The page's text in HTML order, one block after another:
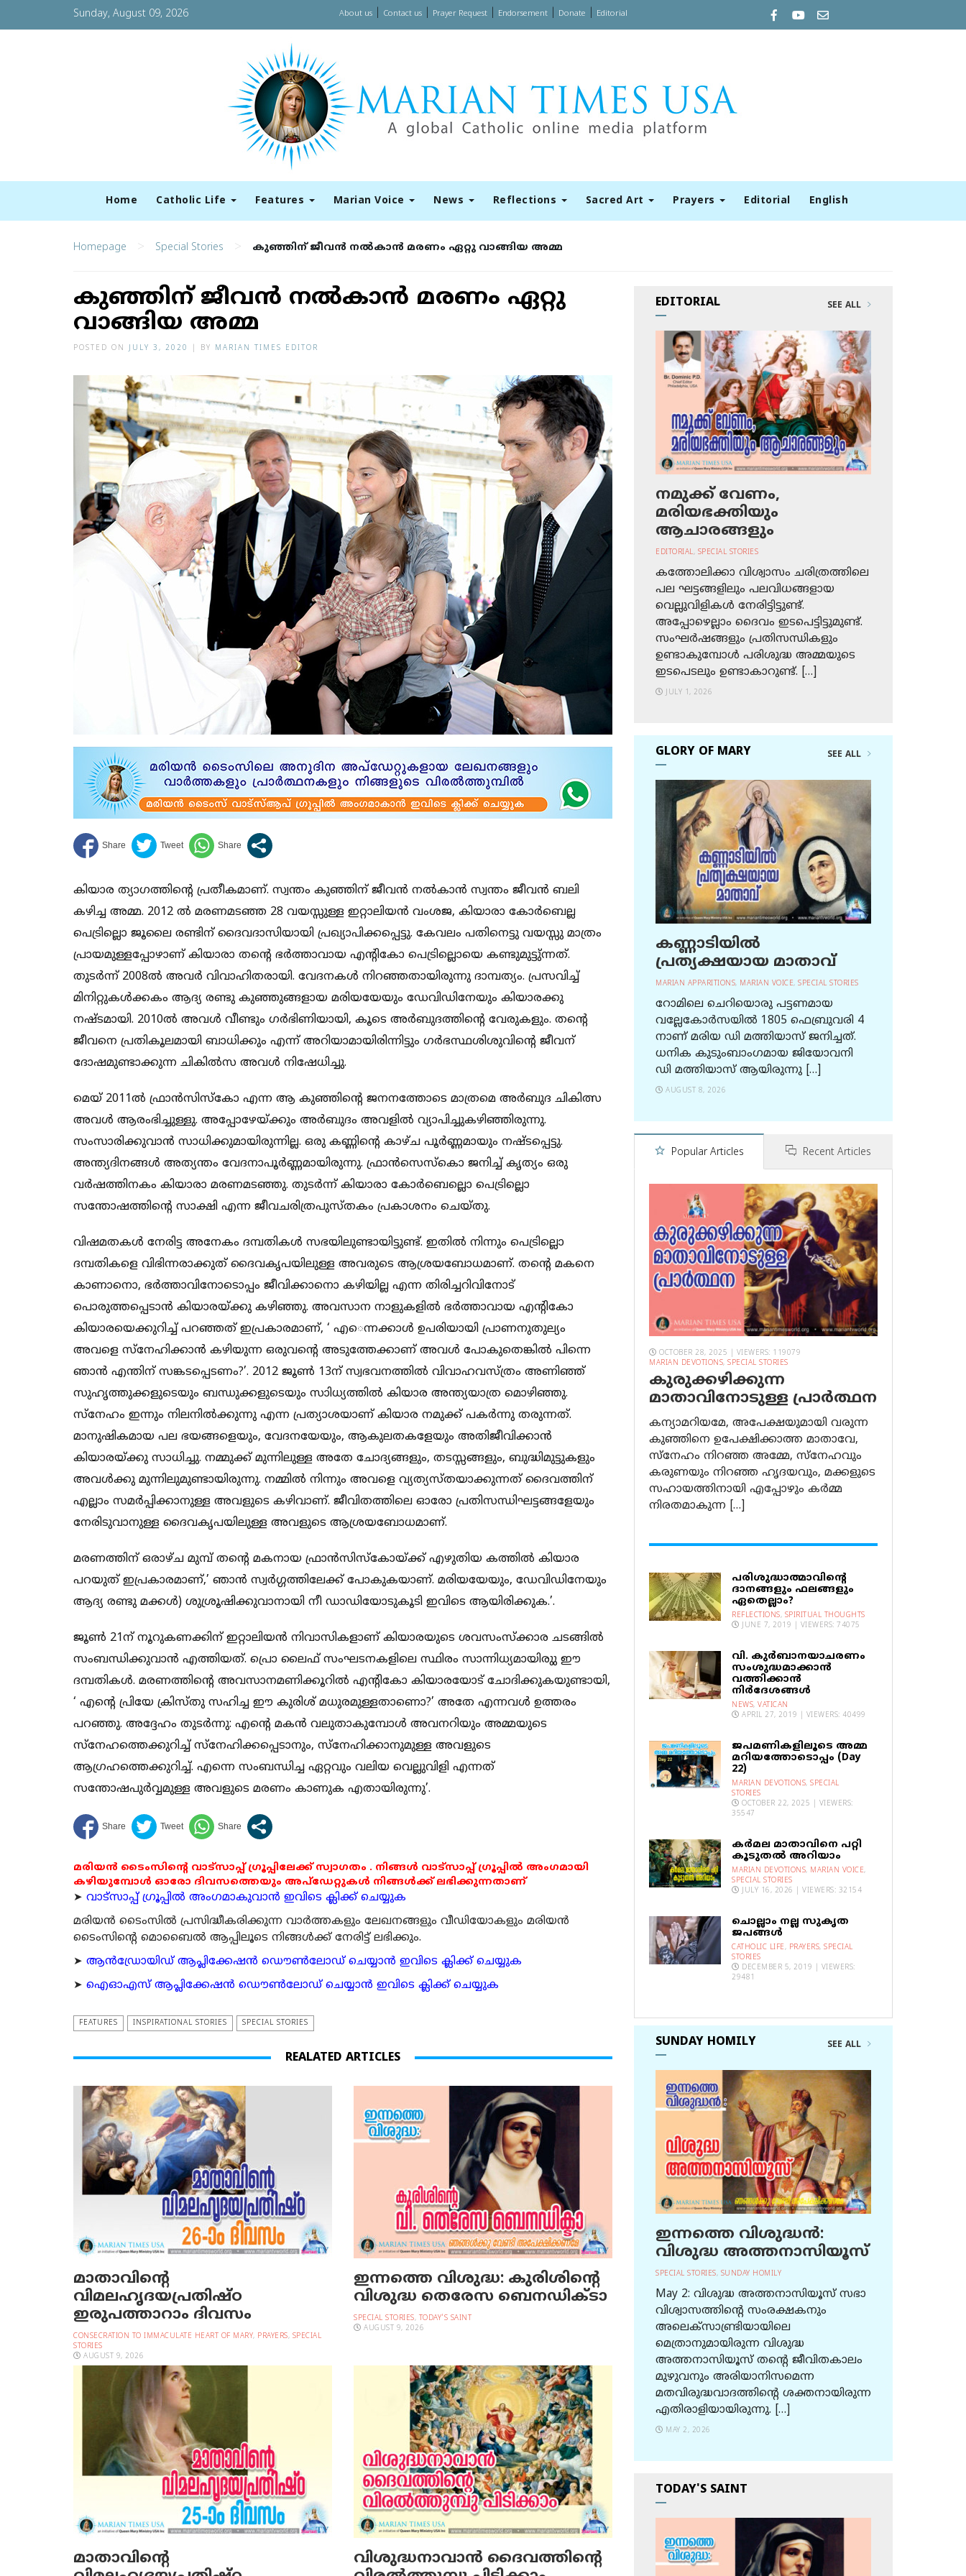
Sunday, August 09, 2026 About us| Contact us| Prayer Request| Endorsement| Donate Editorial
Home Catholic Life Features Marian Voice News Reflections Sacred Art Prayers Editorial English
Homepage > Special Stories > കുഞ്ഞിന് ജീവന്‍ നല്‍കാന്‍ മരണം ഏറ്റു വാങ്ങിയ അമ്മ
കുഞ്ഞിന് ജീവന്‍ നല്‍കാന്‍ മരണം ഏറ്റു
വാങ്ങിയ അമ്മ
POSTED ON JULY 3, 2020 BY MARIAN TIMES EDITOR
കിയാര ത്യാഗത്തിന്റെ പ്രതീകമാണ്. സ്വന്തം കുഞ്ഞിന് ജീവന്‍ നല്‍കാന്‍ സ്വന്തം ജീവന്‍ ബലി
കഴിച്ച അമ്മ. 2012 ല്‍ മരണമടഞ്ഞ 28 വയസ്സുള്ള ഇറ്റാലിയന്‍ വംശജ, കിയാരാ കോര്‍ബെല്ല
പെട്രില്ലൊ ജൂലൈ രണ്ടിന് ദൈവദാസിയായി പ്രഖ്യാപിക്കപ്പെട്ടു. കേവലം പതിനെട്ടു വയസ്സു മാത്രം
പ്രായമുള്ളപ്പോഴാണ് കിയാരാ തന്റെ ഭര്‍ത്താവായ എന്റികോ പെട്രില്ലൊയെ കണ്ടുമുട്ടു്ന്നത്.
തുടര്‍ന്ന് 2008ല്‍ അവര്‍ വിവാഹിതരായി. വേദനകള്‍ നിറഞ്ഞതായിരുന്നു ദാമ്പത്യം. പ്രസവിച്ച്
മിനിറ്റുകള്‍ക്കകം ആദ്യ രണ്ടു കുഞ്ഞുങ്ങളായ മരിയയേയും ഡേവിഡിനേയും കിയാരക്കു
നഷ്ടമായി. 2010ല്‍ അവള്‍ വീണ്ടും ഗര്‍ഭിണിയായി, കൂടെ അര്‍ബുദത്തിന്റെ വേരുകളും. തന്റെ
ജീവനെ പ്രതികൂലമായി ബാധിക്കും എന്ന് അറിയാമായിരിന്നിട്ടും ഗര്‍ഭസ്ഥശിശുവിന്റെ ജീവന്
ദോഷമുണ്ടാക്കുന്ന ചികില്‍സ അവള്‍ നിഷേധിച്ചു.
മെയ് 2011ല്‍ ഫ്രാന്‍സിസ്‌കോ എന്ന ആ കുഞ്ഞിന്റെ ജനനത്തോടെ മാത്രമെ അര്‍ബുദ ചികിത്സ
അവള്‍ ആരംഭിച്ചുള്ളു. അപ്പോഴേയ്ക്കും അര്‍ബുദം അവളില്‍ വ്യാപിച്ചുകഴിഞ്ഞിരുന്നു.
സംസാരിക്കുവാന്‍ സാധിക്കുമായിരുന്നില്ല. ഒരു കണ്ണിന്റെ കാഴ്ച പൂര്‍ണ്ണമായും നഷ്ടപ്പെട്ടു.
അന്ത്യദിനങ്ങള്‍ അത്യന്തം വേദനാപൂര്‍ണ്ണമായിരുന്നു. ഫ്രാന്‍സെസ്‌കൊ ജനിച്ച് കൃത്യം ഒരു
വര്‍ഷത്തിനകം കിയാരാ മരണമടഞ്ഞു. തുടര്‍ന്ന് കിയാരാ കോര്‍ബെല്ലൊ പെട്രില്ലൊ
സന്തോഷത്തിന്റെ സാക്ഷി എന്ന ജീവചരിത്രപുസ്തകം പ്രകാശനം ചെയ്തു.
വിഷമതകള്‍ നേരിട്ട അനേകം ദമ്പതികള്‍ സഭയിലുണ്ടായിട്ടുണ്ട്. ഇതില്‍ നിന്നും പെട്രില്ലൊ
ദമ്പതികളെ വിഭിന്നരാക്കുത് ദൈവകൃപയിലുള്ള അവരുടെ ആശ്രയബോധമാണ്. തന്റെ മകനെ
കാണാനൊ, ഭര്‍ത്താവിനോടൊപ്പം ജീവിക്കാനൊ കഴിയില്ല എന്ന തിരിച്ചറിവിനോട്
പൊരുത്തപ്പെടാന്‍ കിയാരയ്ക്കു കഴിഞ്ഞു. അവസാന നാളുകളില്‍ ഭര്‍ത്താവായ എന്റികോ
കിയാരയെക്കുറിച്ച് പറഞ്ഞത് ഇപ്രകാരമാണ്, ‘ എെന്നക്കാള്‍ ഉപരിയായി പ്രാണനുതുല്യം
അവളെ സ്‌നേഹിക്കാന്‍ കഴിയുന്ന ഒരുവന്റെ അടുത്തേക്കാണ് അവള്‍ പോകുതെങ്കില്‍ പിന്നെ
ഞാന്‍ എന്തിന് സങ്കടപ്പെടണം?’. 2012 ജൂണ്‍ 13ന് സ്വഭവനത്തില്‍ വിവാഹവസ്ത്രം അണിഞ്ഞ്
സുഹൃത്തുക്കളുടെയും ബന്ധുക്കളുടെയും സാിധ്യത്തില്‍ കിയാര അന്ത്യയാത്ര മൊഴിഞ്ഞു.
സ്‌നേഹം ഇന്നും നിലനില്‍ക്കുന്നു എന്ന പ്രത്യാശയാണ് കിയാര നമുക്ക് പകര്‍ന്നു തരുന്നത്.
മാനുഷികമായ പല ഭയങ്ങളെയും, വേദനയേയും, ആകുലതകളേയും അതിജീവിക്കാന്‍
കിയാരയ്ക്കു സാധിച്ചു. നമ്മുക്ക് മുന്നിലുള്ള അതേ ചോദ്യങ്ങളും, തടസ്സങ്ങളും, ബുദ്ധിമുട്ടുകളും
അവള്‍ക്കു മുന്നിലുമുണ്ടായിരുന്നു. നമ്മില്‍ നിന്നും അവളെ വ്യത്യസ്തയാക്കുന്നത് ദൈവത്തിന്
എല്ലാം സമര്‍പ്പിക്കാനുള്ള അവളുടെ കഴിവാണ്. ജീവിതത്തിലെ ഓരോ പ്രതിസന്ധിഘട്ടങ്ങളേയും
നേരിടുവാനുള്ള ദൈവകൃപയിലുള്ള അവളുടെ ആശ്രയബോധമാണ്.
മരണത്തിന് ഒരാഴ്ച മുമ്പ് തന്റെ മകനായ ഫ്രാന്‍സിസ്‌കോയ്ക്ക് എഴുതിയ കത്തില്‍ കിയാര
പറയുത് ഇപ്രകാരമാണ്,’ ഞാന്‍ സ്വര്‍ഗ്ഗത്തിലേക്ക് പോകുകയാണ്. മരിയയേയും, ഡേവിഡിനേയും
ആദ്യ രണ്ടു മക്കള്‍) ശുശ്രൂഷിക്കുവാനായി നീ ഡാഡിയോടുകൂടി ഇവിടെ ആയിരിക്കുക.’.
ജൂണ്‍ 21ന് നൂറുകണക്കിന് ഇറ്റാലിയന്‍ നിവാസികളാണ് കിയാരയുടെ ശവസംസ്‌ക്കാര ചടങ്ങില്‍
സംബന്ധിക്കുവാന്‍ എത്തിയത്. പ്രൊ ലൈഫ് സംഘടനകളിലെ സ്ഥിരം സാന്നിധ്യമായിരുു ഈ
ദമ്പതികള്‍. മരണത്തിന്റെ അവസാനമണിക്കൂറില്‍ എന്റികോ കിയാരയോട് ചോദിക്കുകയുണ്ടായി,
‘ എന്റെ പ്രിയേ ക്രിസ്തു സഹിച്ച ഈ കുരിശ് മധുരമുള്ളതാണൊ?’ അതേ എന്നവള്‍ ഉത്തരം
പറഞ്ഞു. അദ്ദേഹം തുടര്‍ന്നു: എന്റെ മകന്‍ വലുതാകുമ്പോള്‍ അവനറിയും അമ്മയുടെ
സ്‌നേഹത്തെക്കുറിച്ച് സ്‌നേഹിക്കപ്പെടാനും, സ്‌നേഹിക്കാനുമുള്ള അവളുടെ
ആഗ്രഹത്തെക്കുറിച്ച്. എന്നെ സംബന്ധിച്ച ഏറ്റവും വലിയ വെല്ലുവിളി എന്നത്
സന്തോഷപുര്‍വ്വമുള്ള അവളുടെ മരണം കാണുക എതായിരുന്നു’.
മരിയൻ ടൈംസിന്റെ വാട്സാപ്പ് ഗ്രൂപ്പിലേക്ക് സ്വാഗതം . നിങ്ങൾ വാട്സാപ്പ് ഗ്രൂപ്പിൽ അംഗമായി
കഴിയുമ്പോൾ ഓരോ ദിവസത്തെയും അപ്ഡേറ്റുകൾ നിങ്ങൾക്ക് ലഭിക്കുന്നതാണ്
➤ വാട്സാപ്പ് ഗ്രൂപ്പിൽ അംഗമാകുവാൻ ഇവിടെ ക്ലിക്ക് ചെയ്യുക
മരിയന്‍ ടൈംസില്‍ പ്രസിദ്ധീകരിക്കുന്ന വാര്‍ത്തകളും ലേഖനങ്ങളും വീഡിയോകളും മരിയന്‍
ടൈംസിന്റെ മൊബൈല്‍ ആപ്പിലൂടെ നിങ്ങള്‍ക്ക് നേരിട്ട് ലഭിക്കും.
➤ ആന്‍ഡ്രോയിഡ് ആപ്ലിക്കേഷന്‍ ഡൌണ്‍ലോഡ് ചെയ്യാന്‍ ഇവിടെ ക്ലിക്ക് ചെയ്യുക
➤ ഐഓഎസ് ആപ്ലിക്കേഷന്‍ ഡൌണ്‍ലോഡ് ചെയ്യാന്‍ ഇവിടെ ക്ലിക്ക് ചെയ്യുക
FEATURES INSPIRATIONAL STORIES SPECIAL STORIES
REALATED ARTICLES
മാതാവിന്റെ
വിമലഹൃദയപ്രതിഷ്ഠ
ഇരുപത്താറാം ദിവസം
CONSECRATION TO IMMACULATE HEART OF MARY, PRAYERS, SPECIAL
STORIES
AUGUST 9, 2026
ഇന്നത്തെ വിശുദ്ധ: കുരിശിന്റെ
വിശുദ്ധ തെരേസ ബെനഡിക്ടാ
SPECIAL STORIES, TODAY'S SAINT
AUGUST 9, 2026
മാതാവിന്റെ
വിശുദ്ധനാവാന്‍ ദൈവത്തിന്റെ
EDITORIAL SEE ALL
നമുക്ക് വേണം,
മരിയഭക്തിയും
ആചാരങ്ങളും
EDITORIAL, SPECIAL STORIES
കത്തോലിക്കാ വിശ്വാസം ചരിത്രത്തിലെ
പല ഘട്ടങ്ങളിലും പലവിധങ്ങളായ
വെല്ലുവിളികള്‍ നേരിട്ടിട്ടുണ്ട്.
അപ്പോഴെല്ലാം ദൈവം ഇടപെട്ടിട്ടുമുണ്ട്.
സംഘര്‍ഷങ്ങളും പ്രതിസന്ധികളും
ഉണ്ടാകുമ്പോള്‍ പരിശുദ്ധ അമ്മയുടെ
ഇടപെടലും ഉണ്ടാകാറുണ്ട്. […]
JULY 1, 2026
GLORY OF MARY SEE ALL
കണ്ണാടിയില്‍
പ്രത്യക്ഷയായ മാതാവ്
MARIAN APPARITIONS, MARIAN VOICE, SPECIAL STORIES
റോമിലെ ചെറിയൊരു പട്ടണമായ
വല്ലേകോര്‍സയില്‍ 1805 ഫെബ്രുവരി 4
നാണ് മരിയ ഡി മത്തിയാസ് ജനിച്ചത്.
ധനിക കുടുംബാംഗമായ ജിയോവനി
ഡി മത്തിയാസ് ആയിരുന്നു […]
AUGUST 8, 2026
Popular Articles Recent Articles
OCTOBER 28, 2025 | VIEWERS: 119079
MARIAN DEVOTIONS, SPECIAL STORIES
കുരുക്കഴിക്കുന്ന
മാതാവിനോടുള്ള പ്രാര്‍ത്ഥന
കന്യാമറിയമേ, അപേക്ഷയുമായി വരുന്ന
കുഞ്ഞിനെ ഉപേക്ഷിക്കാത്ത മാതാവേ,
സ്നേഹം നിറഞ്ഞ അമ്മേ, സ്നേഹവും
കരുണയും നിറഞ്ഞ ഹൃദയവും, മക്കളുടെ
സഹായത്തിനായി എപ്പോഴും കർമ്മ
നിരതമാകുന്ന […]
പരിശുദ്ധാത്മാവിന്റെ
ദാനങ്ങളും ഫലങ്ങളും
ഏതെല്ലാം?
REFLECTIONS, SPIRITUAL THOUGHTS
JUNE 7, 2019 | VIEWERS: 74075
വി. കുര്‍ബാനയാചരണം
സംശുദ്ധമാക്കാന്‍
വത്തിക്കാന്‍
നിര്‍ദേശങ്ങള്‍
NEWS, VATICAN
APRIL 27, 2019 | VIEWERS: 40499
ജപമണികളിലൂടെ അമ്മ
മറിയത്തോടൊപ്പം (Day
22)
MARIAN DEVOTIONS, SPECIAL
STORIES
OCTOBER 22, 2025 | VIEWERS:
35547
കര്‍മല മാതാവിനെ പറ്റി
കൂടുതല്‍ അറിയാം
MARIAN DEVOTIONS, MARIAN VOICE,
SPECIAL STORIES
JULY 16, 2026 | VIEWERS: 32154
ചൊല്ലാം നല്ല സുകൃത
ജപങ്ങൾ
CATHOLIC LIFE, PRAYERS, SPECIAL
STORIES
DECEMBER 5, 2019 | VIEWERS:
29481
SUNDAY HOMILY SEE ALL
ഇന്നത്തെ വിശുദ്ധന്‍:
വിശുദ്ധ അത്തനാസിയൂസ്
SPECIAL STORIES, SUNDAY HOMILY
May 2: വിശുദ്ധ അത്തനാസിയൂസ് സഭാ
വിശ്വാസത്തിന്റെ സംരക്ഷകനും
അലെക്സാണ്ട്രിയായിലെ
മെത്രാനുമായിരുന്ന വിശുദ്ധ
അത്തനാസിയൂസ് തന്റെ ജീവിതകാലം
മുഴുവനും അരിയാനിസമെന്ന
മതവിരുദ്ധവാദത്തിന്റെ ശക്തനായിരുന്ന
എതിരാളിയായിരുന്നു. […]
MAY 2, 2026
TODAY'S SAINT